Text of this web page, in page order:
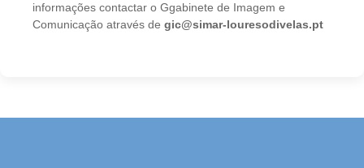
informações contactar o Ggabinete de Imagem e
Comunicação através de gic@simar-louresodivelas.pt